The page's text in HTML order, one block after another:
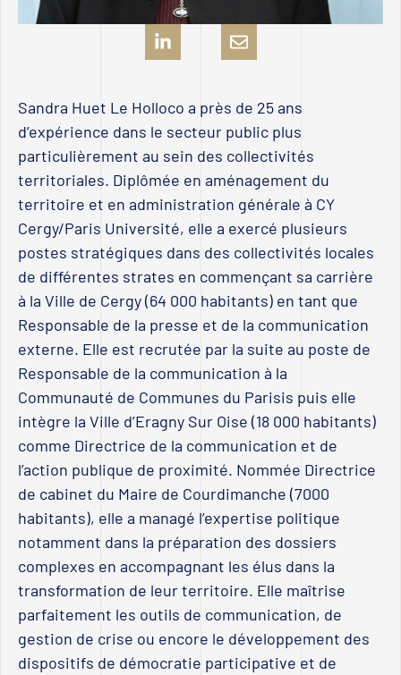
Sandra Huet Le Holloco a près de 25 ans
d’expérience dans le secteur public plus
particulièrement au sein des collectivités
territoriales. Diplômée en aménagement du
territoire et en administration générale à CY
Cergy/Paris Université, elle a exercé plusieurs
postes stratégiques dans des collectivités locales
de différentes strates en commençant sa carrière
à la Ville de Cergy (64 000 habitants) en tant que
Responsable de la presse et de la communication
externe. Elle est recrutée par la suite au poste de
Responsable de la communication à la
Communauté de Communes du Parisis puis elle
intègre la Ville d’Eragny Sur Oise (18 000 habitants)
comme Directrice de la communication et de
l’action publique de proximité. Nommée Directrice
de cabinet du Maire de Courdimanche (7000
habitants), elle a managé l’expertise politique
notamment dans la préparation des dossiers
complexes en accompagnant les élus dans la
transformation de leur territoire. Elle maîtrise
parfaitement les outils de communication, de
gestion de crise ou encore le développement des
dispositifs de démocratie participative et de